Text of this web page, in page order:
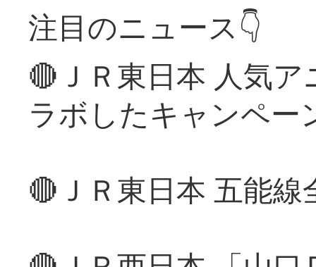
注目のニュース👇
🔴ＪＲ東日本 人気
ラボしたキャンペー
🔴ＪＲ東日本 五能